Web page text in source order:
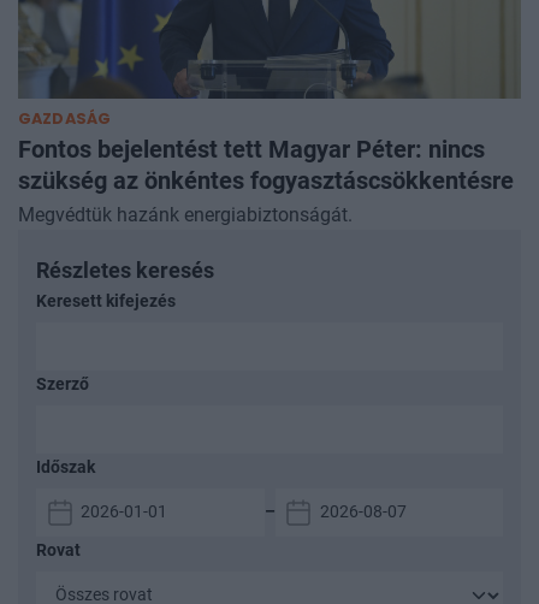
GAZDASÁG
Fontos bejelentést tett Magyar Péter: nincs
szükség az önkéntes fogyasztáscsökkentésre
Megvédtük hazánk energiabiztonságát.
Részletes keresés
Keresett kifejezés
Szerző
Időszak
–
Rovat